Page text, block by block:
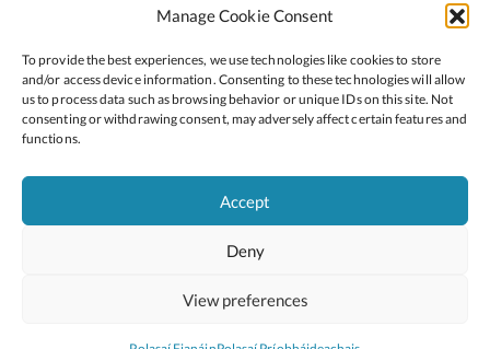
Manage Cookie Consent
To provide the best experiences, we use technologies like cookies to store
and/or access device information. Consenting to these technologies will allow
us to process data such as browsing behavior or unique IDs on this site. Not
consenting or withdrawing consent, may adversely affect certain features and
functions.
Accept
Deny
View preferences
Polasaí Príobháideachais
Rochtain
Lean:
2026 © Cóipcheart Oide
An Roinn Oideachais agus Óige
(CNCM)